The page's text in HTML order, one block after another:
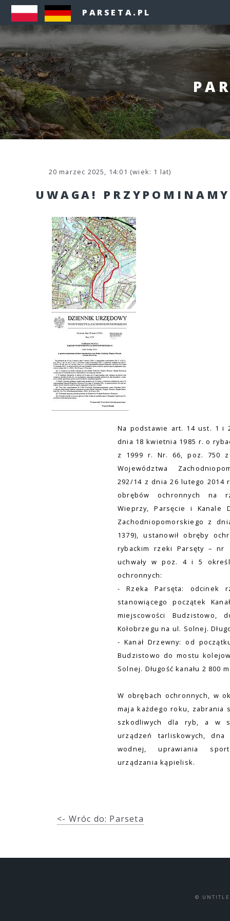
PARSETA.PL
20 marzec 2025, 14:01 (wiek: 1 lat)
UWAGA!
Na podstawie art. 14 ust. 1 i
dnia 18 kwietnia 1985 r. o
z 1999 r. Nr. 66, poz. 750 z
Województwa
292/14 z dnia 26 lutego 2014
obrębów ochronnych na
Wieprzy, Parsęcie i Kanale
Zachodniopomorskiego z
1379), ustanowił obręby
rybackim rzeki Parsęty – nr
uchwały w poz. 4 i 5
ochronnych:
- Rzeka Parsęta: odcinek
stanowiącego początek
miejscowości Budzistowo,
Kołobrzegu na ul. Solnej.
- Kanał Drzewny: od
Budzistowo do mostu
Solnej. Długość kanału 2 800
W obrębach ochronnych, w
maja każdego roku, zabrania
szkodliwych dla ryb, a w
urządzeń tarliskowych,
wodnej, uprawiania
urządzania kąpielisk.
<- Wróc do: Parseta
©